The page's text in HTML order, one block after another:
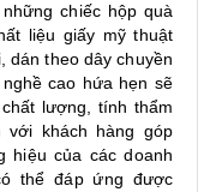
, những chiếc hộp quà
liệu giấy mỹ thuật
dán theo dây chuyền
cao hứa hẹn sẽ
chất lượng, tính thẩm
khách hàng góp
hiệu của các doanh
thể đáp ứng được